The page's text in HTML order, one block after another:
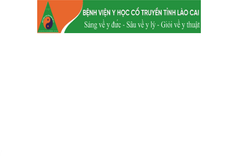
Xã Nậm Chảy
Xã Bảo Yên
Xã Nghĩa Đô
Xã Thượng Hà